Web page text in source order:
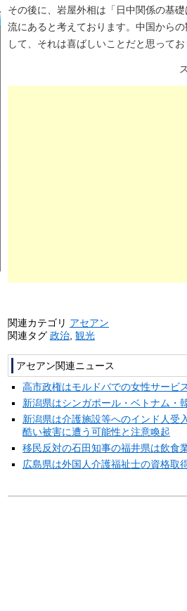
その後に、岩屋外相は「日中関係の基
流にあると考えております。中国から
して、それは喜ばしいことだと思ってお
関連カテゴリ アセアン
関連タグ 政治 観光
アセアン関連ニュース
高市政権はモルドバでの女性サービ
新潟県はシンガポール・ベトナム・
新潟県は介護施設等へのインド人受
酷い被害に遭う可能性と注意喚起
移民反対の石田知事の福井県は飲食
広島県は外国人介護福祉士の資格取